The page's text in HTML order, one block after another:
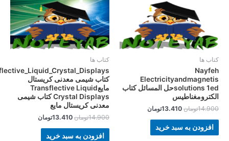
solutions 1edحل المسائل کتاب
تومان 13.410تومان
به سبد خرید
Transflective_Liquid_Crystal_Displays
کتاب شیمی معدنی کریستال
مایعTransflective Liquid
Crystal Displays کتاب شیمی
معدنی کریستال مایع
14.900تومان 13.410تومان
افزودن به سبد خرید